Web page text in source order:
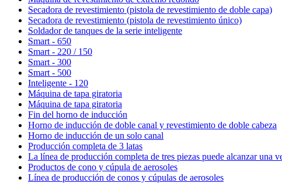
Secadora de revestimiento (pistola de revestimiento de doble capa)
Secadora de revestimiento (pistola de revestimiento único)
Soldador de tanques de la serie inteligente
Smart - 650
Smart - 220 / 150
Smart - 300
Smart - 500
Inteligente - 120
Máquina de tapa giratoria
Máquina de tapa giratoria
Fin del horno de inducción
Horno de inducción de doble canal y revestimiento de doble cabeza
Horno de inducción de un solo canal
Producción completa de 3 latas
La línea de producción completa de tres piezas puede alcanzar una
Productos de cono y cúpula de aerosoles
Línea de producción de conos y cúpulas de aerosoles